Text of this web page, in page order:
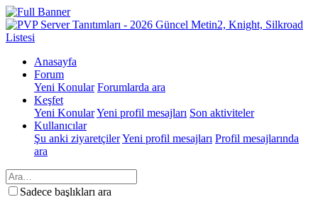
Anasayfa
Forum
Yeni Konular Forumlarda ara
Keşfet
Yeni KonularYeni profil mesajları Son aktiviteler
Kullanıcılar
Şu anki ziyaretçilerYeni profil mesajları Profil mesajlarında
ara
Sadece başlıkları ara